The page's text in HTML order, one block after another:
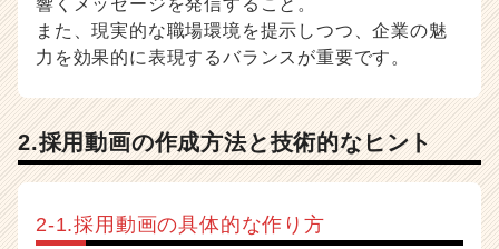
響くメッセージを発信すること。
また、現実的な職場環境を提示しつつ、企業の魅
力を効果的に表現するバランスが重要です。
2.採用動画の作成方法と技術的なヒント
2-1.採用動画の具体的な作り方